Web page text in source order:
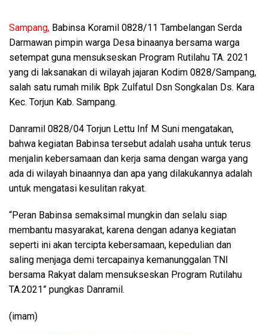
Sampang, Babinsa Koramil 0828/11 Tambelangan Serda
Darmawan pimpin warga Desa binaanya bersama warga
setempat guna mensukseskan Program Rutilahu TA. 2021
yang di laksanakan di wilayah jajaran Kodim 0828/Sampang,
salah satu rumah milik Bpk Zulfatul Dsn Songkalan Ds. Kara
Kec. Torjun Kab. Sampang.
Danramil 0828/04 Torjun Lettu Inf M Suni mengatakan,
bahwa kegiatan Babinsa tersebut adalah usaha untuk terus
menjalin kebersamaan dan kerja sama dengan warga yang
ada di wilayah binaannya dan apa yang dilakukannya adalah
untuk mengatasi kesulitan rakyat.
“Peran Babinsa semaksimal mungkin dan selalu siap
membantu masyarakat, karena dengan adanya kegiatan
seperti ini akan tercipta kebersamaan, kepedulian dan
saling menjaga demi tercapainya kemanunggalan TNI
bersama Rakyat dalam mensukseskan Program Rutilahu
TA.2021” pungkas Danramil.
(imam)